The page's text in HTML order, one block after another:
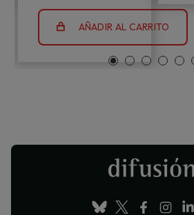
AÑADIR AL CARRITO